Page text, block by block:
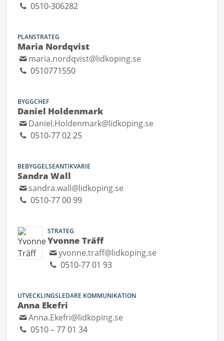
0510-306282
PLANSTRATEG
Maria Nordqvist
maria.nordqvist@lidkoping.se
0510771550
BYGGCHEF
Daniel Holdenmark
Daniel.Holdenmark@lidkoping.se
0510-77 02 25
BEBYGGELSEANTIKVARIE
Sandra Wall
sandra.wall@lidkoping.se
0510-77 00 99
STRATEG
Yvonne Träff
yvonne.traff@lidkoping.se
0510-77 01 93
UTVECKLINGSLEDARE KOMMUNIKATION
Anna Ekefri
Anna.Ekefri@lidkoping.se
0510 – 77 01 34